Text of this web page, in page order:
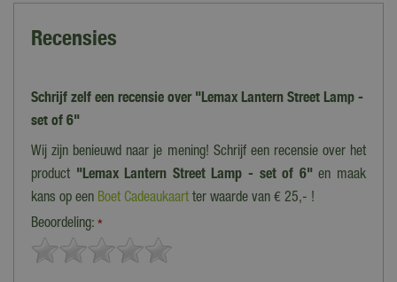
Recensies
Schrijf zelf een recensie over "Lemax Lantern Street Lamp -
set of 6"
Wij zijn benieuwd naar je mening! Schrijf een recensie over het
product "Lemax Lantern Street Lamp - set of 6"en maak
kans op een Boet Cadeaukaart ter waarde van € 25,- !
Beoordeling: *